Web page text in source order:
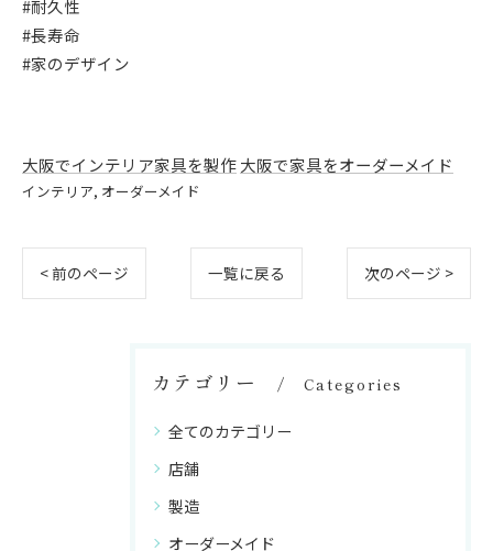
#耐久性
#長寿命
#家のデザイン
大阪でインテリア家具を製作大阪で家具をオーダーメイド
インテリア オーダーメイド
< 前のページ 一覧に戻る 次のページ >
カテゴリー Categories
全てのカテゴリー
店舗
製造
オーダーメイド